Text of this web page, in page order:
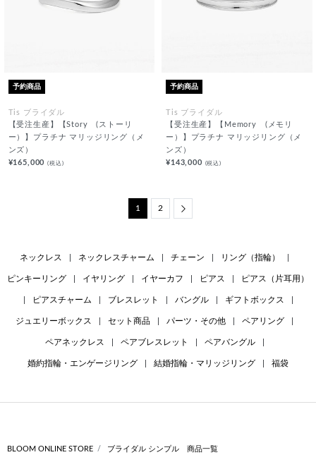
予約商品
Tis ブライダル
【受注生産】【Story (ストーリ
ー）】プラチナ マリッジリング（メ
ンズ）
¥165,000(税込)
予約商品
Tis ブライダル
【受注生産】【Memory (メモリ
ー）】プラチナ マリッジリング（メ
ンズ）
¥143,000 (税込)
1 2
ネックレス ネックレスチャーム チェーン リング（指輪）
ピンキーリング イヤリング イヤーカフ ピアス ピアス（片耳用）
ピアスチャーム ブレスレット バングル ギフトボックス
ジュエリーボックス セット商品 パーツ・その他 ペアリング
ペアネックレス ペアブレスレット ペアバングル
婚約指輪・エンゲージリング 結婚指輪・マリッジリング 福袋
BLOOM ONLINE STORE ブライダル シンプル 商品一覧